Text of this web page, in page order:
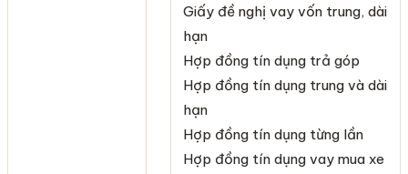
Giấy đề nghị vay vốn trung, dài
hạn
Hợp đồng tín dụng trả góp
Hợp đồng tín dụng trung và dài
hạn
Hợp đồng tín dụng từng lần
Hợp đồng tín dụng vay mua xe